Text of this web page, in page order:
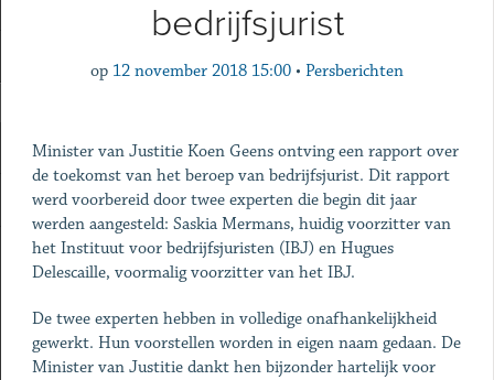
bedrijfsjurist
op 12 november 2018 15:00 • Persberichten
Minister van Justitie Koen Geens ontving een rapport over
de toekomst van het beroep van bedrijfsjurist. Dit rapport
werd voorbereid door twee experten die begin dit jaar
werden aangesteld: Saskia Mermans, huidig voorzitter van
het Instituut voor bedrijfsjuristen (IBJ) en Hugues
Delescaille, voormalig voorzitter van het IBJ.
De twee experten hebben in volledige onafhankelijkheid
gewerkt. Hun voorstellen worden in eigen naam gedaan. De
Minister van Justitie dankt hen bijzonder hartelijk voor